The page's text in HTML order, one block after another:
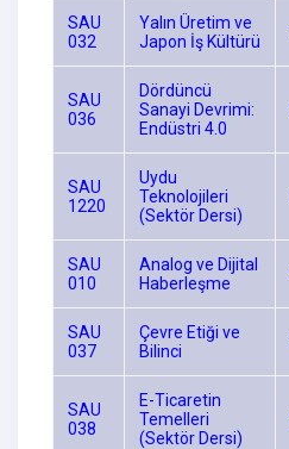
SAU
032
Yalın Üretim ve
Japon İş Kültürü
SAU
036
Dördüncü
Sanayi Devrimi:
Endüstri 4.0
SAU
1220
Uydu
Teknolojileri
(Sektör Dersi)
SAU
010
Analog ve Dijital
Haberleşme
SAU
037
Çevre Etiği ve
Bilinci
SAU
038
E-Ticaretin
Temelleri
(Sektör Dersi)